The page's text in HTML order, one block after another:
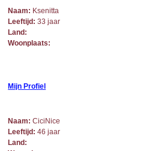
Naam: Ksenitta
Leeftijd: 33 jaar
Land:
Woonplaats:
Mijn Profiel
Naam: CiciNice
Leeftijd: 46 jaar
Land: